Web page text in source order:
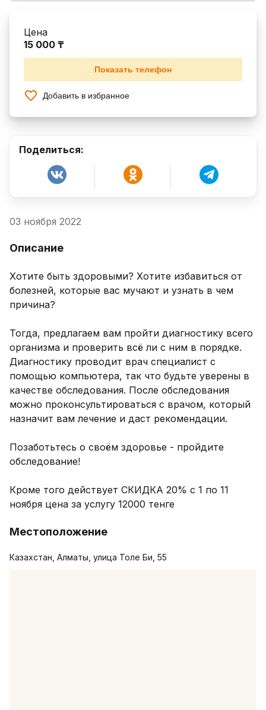
Цена
15 000 ₸
Показать телефон
Добавить в избранное
Поделиться:
03 ноября 2022
Описание
Хотите быть здоровыми? Хотите избавиться от
болезней, которые вас мучают и узнать в чем
причина?
Тогда, предлагаем вам пройти диагностику всего
организма и проверить всё ли с ним в порядке.
Диагностику проводит врач специалист с
помощью компьютера, так что будьте уверены в
качестве обследования. После обследования
можно проконсультироваться с врачом, который
назначит вам лечение и даст рекомендации.
Позаботьтесь о своём здоровье - пройдите
обследование!
Кроме того действует СКИДКА 20% с 1 по 11
ноября цена за услугу 12000 тенге
Местоположение
Казахстан, Алматы, улица Толе Би, 55